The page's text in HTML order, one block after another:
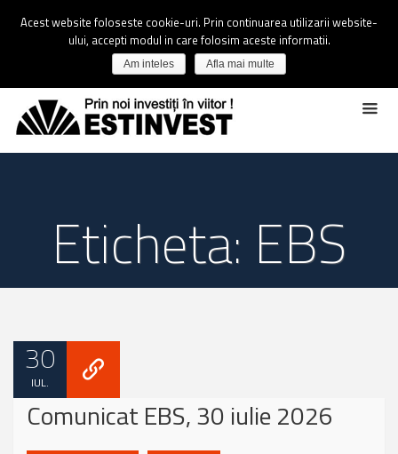
Eticheta: EBS
30
IUL.
Comunicat EBS, 30 iulie 2026
Acest website foloseste cookie-uri. Prin continuarea utilizarii website-
ului, accepti modul in care folosim aceste informatii.
Am inteles Afla mai multe